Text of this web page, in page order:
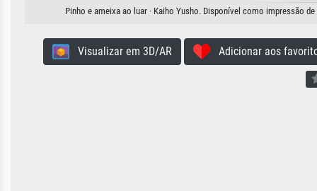
Pinho e ameixa ao luar · Kaiho Yusho. Disponível como impressão
Visualizar em 3D/AR Adicionar aos